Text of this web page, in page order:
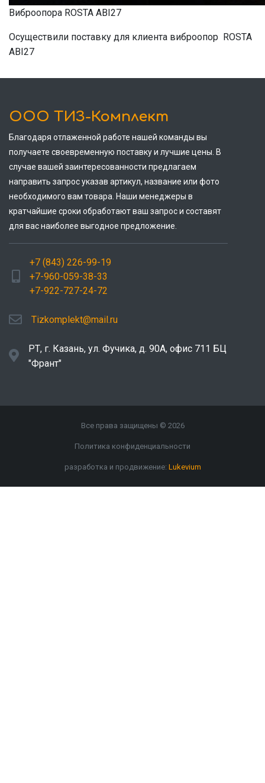
Виброопора ROSTA ABI27
Осуществили поставку для клиента виброопор ROSTA
ABI27
ООО ТИЗ-Комплект
Благодаря отлаженной работе нашей команды вы
получаете своевременную поставку и лучшие цены. В
случае вашей заинтересованности предлагаем
направить запрос указав артикул, название или фото
необходимого вам товара. Наши менеджеры в
кратчайшие сроки обработают ваш запрос и составят
для вас наиболее выгодное предложение.
+7 (843) 226-99-19
+7-960-059-38-33
+7-922-727-24-72
Tizkomplekt@mail.ru
РТ, г. Казань, ул. Фучика, д. 90А, офис 711 БЦ
"Франт"
Все права защищены © 2026
Политика конфиденциальности
разработка и продвижение: Lukevium